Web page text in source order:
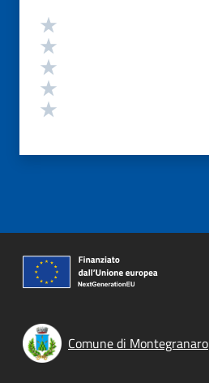
Valutazione
Comune di Montegranaro